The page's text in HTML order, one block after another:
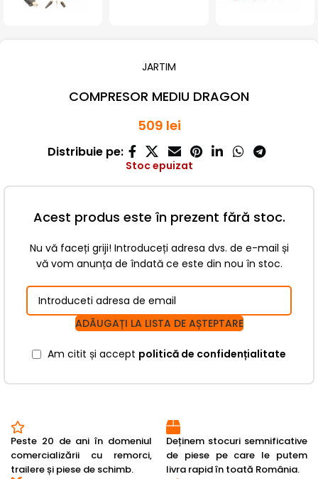
JARTIM
COMPRESOR MEDIU DRAGON
509 lei
Distribuie pe:
Stoc epuizat
Acest produs este în prezent fără stoc.
Nu vă faceți griji! Introduceți adresa dvs. de e-mail și
vă vom anunța de îndată ce este din nou în stoc.
ADĂUGAȚI LA LISTA DE AȘTEPTARE
Am citit și accept politică de confidențialitate
Peste 20 de ani în domeniul
comercializării cu remorci,
trailere și piese de schimb.
Deținem stocuri semnificative
de piese pe care le putem
livra rapid în toată România.